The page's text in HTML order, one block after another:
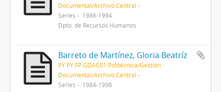
Documental/Archivo Central
Series
1986-1994
Dpto. de Recursos Humanos
Barreto de Martínez, Gloria Beatríz
PY PY.FP.GDAC01 Politécnica/Gestión
Documental/Archivo Central
Series
1984-1998